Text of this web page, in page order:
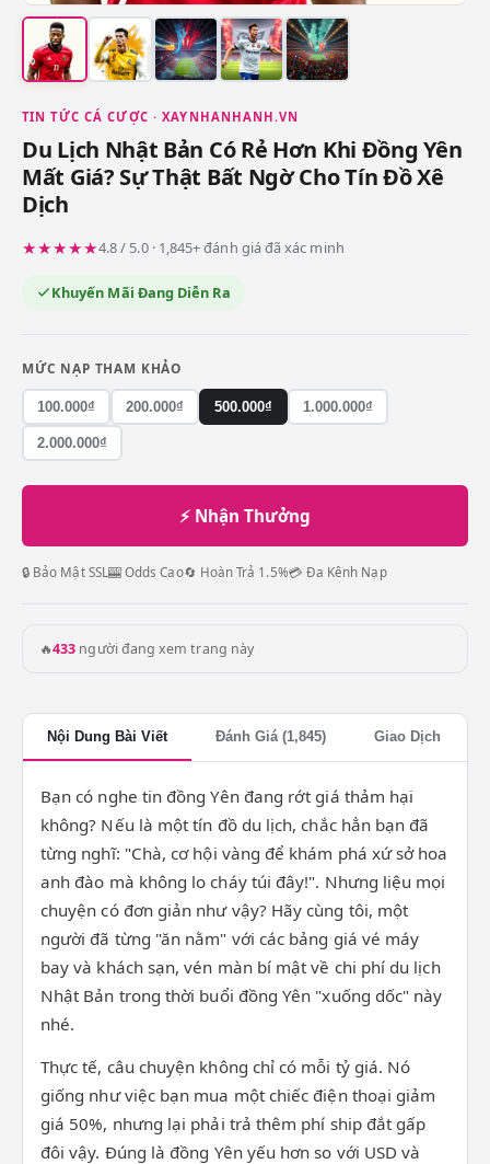
TIN TỨC CÁ CƯỢC · XAYNHANHANH.VN
Du Lịch Nhật Bản Có Rẻ Hơn Khi Đồng Yên
Mất Giá? Sự Thật Bất Ngờ Cho Tín Đồ Xê
Dịch
★★★★★4.8 / 5.0 · 1,845+ đánh giá đã xác minh
Khuyến Mãi Đang Diễn Ra
MỨC NẠP THAM KHẢO
100.000₫ 200.000₫ 500.000₫ 1.000.000₫
2.000.000₫
⚡ Nhận Thưởng
🔒 Bảo Mật SSL🎰 Odds Cao🔄 Hoàn Trả 1.5%💳 Đa Kênh Nạp
🔥433 người đang xem trang này
Nội Dung Bài Viết Đánh Giá (1,845) Giao Dịch
Bạn có nghe tin đồng Yên đang rớt giá thảm hại
không? Nếu là một tín đồ du lịch, chắc hẳn bạn đã
từng nghĩ: "Chà, cơ hội vàng để khám phá xứ sở hoa
anh đào mà không lo cháy túi đây!". Nhưng liệu mọi
chuyện có đơn giản như vậy? Hãy cùng tôi, một
người đã từng "ăn nằm" với các bảng giá vé máy
bay và khách sạn, vén màn bí mật về chi phí du lịch
Nhật Bản trong thời buổi đồng Yên "xuống dốc" này
nhé.
Thực tế, câu chuyện không chỉ có mỗi tỷ giá. Nó
giống như việc bạn mua một chiếc điện thoại giảm
giá 50%, nhưng lại phải trả thêm phí ship đắt gấp
đôi vậy. Đúng là đồng Yên yếu hơn so với USD và